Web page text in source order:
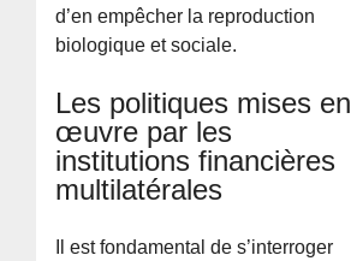
d’en empêcher la reproduction
biologique et sociale.
Les politiques mises en
œuvre par les
institutions financières
multilatérales
Il est fondamental de s’interroger